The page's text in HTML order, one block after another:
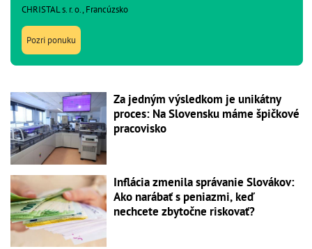
CHRISTAL s. r. o., Francúzsko
Pozri ponuku
Za jedným výsledkom je unikátny
proces: Na Slovensku máme špičkové
pracovisko
Inflácia zmenila správanie Slovákov:
Ako narábať s peniazmi, keď
nechcete zbytočne riskovať?